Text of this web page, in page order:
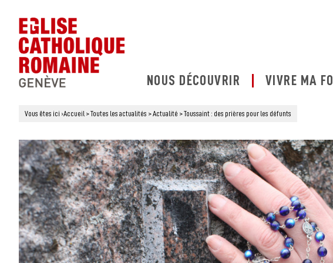
NOUS DÉCOUVRIR VIVRE MA FOI
Vous êtes ici ›Accueil >Toutes les actualités >Actualité >Toussaint : des prières pour les défunts